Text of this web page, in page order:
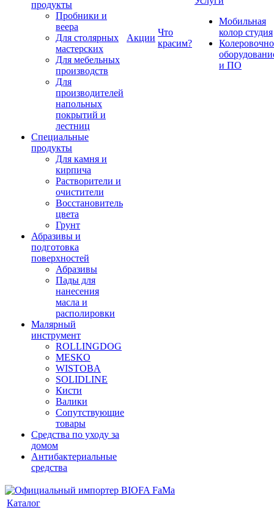
продукты
Пробники и
веера
Для столярных
мастерских
Для мебельных
производств
Для
производителей
напольных
покрытий и
лестниц
Специальные
продукты
Для камня и
кирпича
Растворители и
очистители
Восстановитель
цвета
Грунт
Абразивы и
подготовка
поверхностей
Абразивы
Пады для
нанесения
масла и
располировки
Малярный
инструмент
ROLLINGDOG
MESKO
WISTOBA
SOLIDLINE
Кисти
Валики
Сопутствующие
товары
Средства по уходу за
домом
Антибактериальные
средства
Акции
Что
красим?
Мобильная
колор студия
и ПО
Каталог